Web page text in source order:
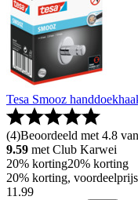
Tesa Smooz
(4)Beoordeeld met 4.8
9.59 met Club Karwei
20% korting20% korting
20% korting,
11 .99